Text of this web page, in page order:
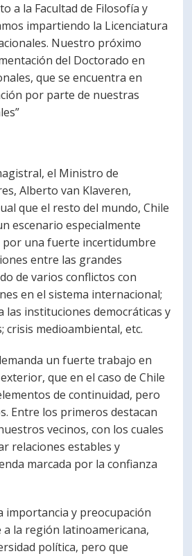
a la Facultad de Filosofía y
impartiendo la Licenciatura
Nuestro próximo
del Doctorado en
que se encuentra en
por parte de nuestras
el Ministro de
Alberto van Klaveren,
que el resto del mundo, Chile
escenario especialmente
por una fuerte incertidumbre
entre las grandes
de varios conflictos con
en el sistema internacional;
las instituciones democráticas y
crisis medioambiental, etc.
un fuerte trabajo en
que en el caso de Chile
de continuidad, pero
Entre los primeros destacan
vecinos, con los cuales
relaciones estables y
marcada por la confianza
importancia y preocupación
a la región latinoamericana,
política, pero que